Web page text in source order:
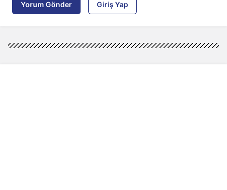
Yorum Gönder Giriş Yap